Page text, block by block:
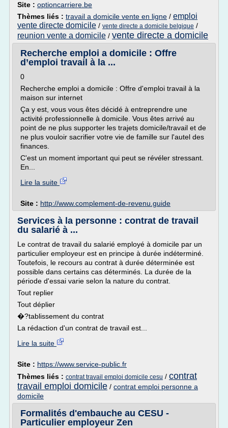
Site : optioncarriere.be
Thèmes liés : travail a domicile vente en ligne / emploi
vente directe domicile / vente directe a domicile belgique /
reunion vente a domicile / vente directe a domicile
Recherche emploi a domicile : Offre
d’emploi travail à la ...
0
Recherche emploi a domicile : Offre d'emploi travail à la
maison sur internet
Ça y est, vous vous êtes décidé à entreprendre une
activité professionnelle à domicile. Vous êtes arrivé au
point de ne plus supporter les trajets domicile/travail et de
ne plus vouloir sacrifier votre vie de famille sur l'autel des
finances.
C'est un moment important qui peut se révéler stressant.
En...
Lire la suite
Site : http://www.complement-de-revenu.guide
Services à la personne : contrat de travail
du salarié à ...
Le contrat de travail du salarié employé à domicile par un
particulier employeur est en principe à durée indéterminé.
Toutefois, le recours au contrat à durée déterminée est
possible dans certains cas déterminés. La durée de la
période d'essai varie selon la nature du contrat.
Tout replier
Tout déplier
�?tablissement du contrat
La rédaction d'un contrat de travail est...
Lire la suite
Site : https://www.service-public.fr
Thèmes liés : contrat travail emploi domicile cesu / contrat
travail emploi domicile / contrat emploi personne a
domicile
Formalités d'embauche au CESU -
Particulier employeur Zen